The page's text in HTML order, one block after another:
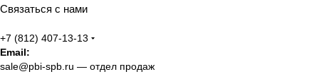
Связаться с нами
+7 (812) 407-13-13
Email:
sale@pbi-spb.ru — отдел продаж